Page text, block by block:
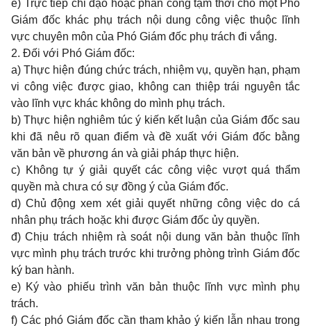
e) Trực tiếp chỉ đạo hoặc phân công tạm thời cho một Phó
Giám đốc khác phụ trách nội dung công việc thuộc lĩnh
vực chuyên môn của Phó Giám đốc phụ trách đi vắng.
2. Đối với Phó Giám đốc:
a) Thực hiện đúng chức trách, nhiệm vụ, quyền hạn, phạm
vi công việc được giao, không can thiệp trái nguyên tắc
vào lĩnh vực khác không do mình phụ trách.
b) Thực hiện nghiêm túc ý kiến kết luận củaGiám đốc sau
khi đã nêu rõ quan điểm và đề xuất với Giám đốc bằng
văn bản về phương án và giải pháp thực hiện.
c) Không tự ý giải quyếtcác công việc vượt quá thẩm
quyền mà chưa có sự đồng ý của Giám đốc.
d) Chủ động xem xét giải quyết những công việc do cá
nhân phụ trách hoặc khi được Giám đốc ủy quyền.
đ) Chịu trách nhiệm rà soát nội dung văn bản thuộc lĩnh
vực mình phụ trách trước khi trưởng phòng trình Giám đốc
ký ban hành.
e) Ký vào phiếu trình văn bản thuộc lĩnh vực mình phụ
trách.
f) Các phó Giám đốc cần tham khảo ý kiến lẫn nhau trong